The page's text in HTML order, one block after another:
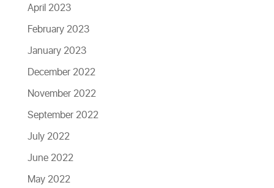
April 2023
February 2023
January 2023
December 2022
November 2022
September 2022
July 2022
June 2022
May 2022